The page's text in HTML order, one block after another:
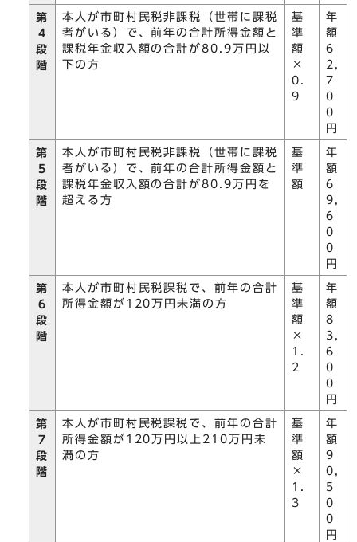
第
4
段
階
本人が市町村民税非課税（世帯に課税
者がいる）で、前年の合計所得金額と
課税年金収入額の合計が80.9万円以
下の方
基
準
額
×
0.
9
年
額
6
2,
7
0
0
円
第
5
段
階
本人が市町村民税非課税（世帯に課税
者がいる）で、前年の合計所得金額と
課税年金収入額の合計が80.9万円を
超える方
基
準
額
年
額
6
9,
6
0
0
円
第
6
段
階
本人が市町村民税課税で、前年の合計
所得金額が120万円未満の方
基
準
額
×
1.
2
年
額
8
3,
6
0
0
円
第
7
段
階
本人が市町村民税課税で、前年の合計
所得金額が120万円以上210万円未
満の方
基
準
額
×
1.
3
年
額
9
0,
5
0
0
円